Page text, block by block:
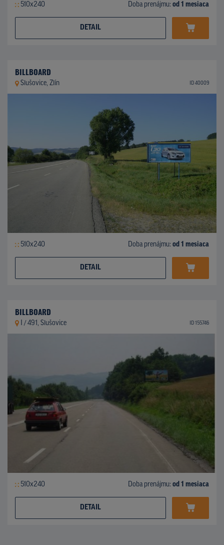
510x240 Doba prenájmu: od 1 mesiaca
DETAIL
BILLBOARD
Slušovice, Zlín ID 40009
510x240 Doba prenájmu: od 1 mesiaca
DETAIL
BILLBOARD
I / 491, Slušovice ID 155746
510x240 Doba prenájmu: od 1 mesiaca
DETAIL